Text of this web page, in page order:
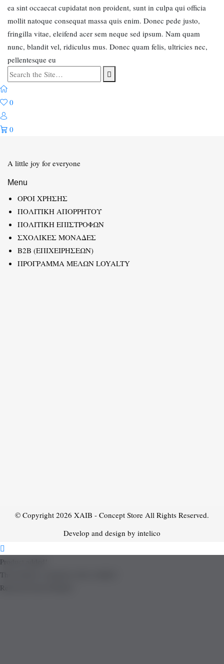
ea sint occaecat cupidatat non proident, sunt in culpa qui officia
mollit natoque consequat massa quis enim. Donec pede justo,
fringilla vitae, eleifend acer sem neque sed ipsum. Nam quam
nunc, blandit vel, ridiculus mus. Donec quam felis, ultricies nec,
pellentesque eu
Search
for:
0
0
A little joy for everyone
Menu
ΟΡΟΙ ΧΡΗΣΗΣ
ΠΟΛΙΤΙΚΗ ΑΠΟΡΡΗΤΟΥ
ΠΟΛΙΤΙΚΗ ΕΠΙΣΤΡΟΦΩΝ
ΣΧΟΛΙΚΕΣ ΜΟΝΑΔΕΣ
B2B (ΕΠΙΧΕΙΡΗΣΕΩΝ)
ΠΡΟΓΡΑΜΜΑ ΜΕΛΩΝ LOYALTY
© Copyright 2026 XAIB - Concept Store All Rights Reserved.
Develop and design by intelico
Product added!
The product is already in the wishlist!
Removed from Wishlist